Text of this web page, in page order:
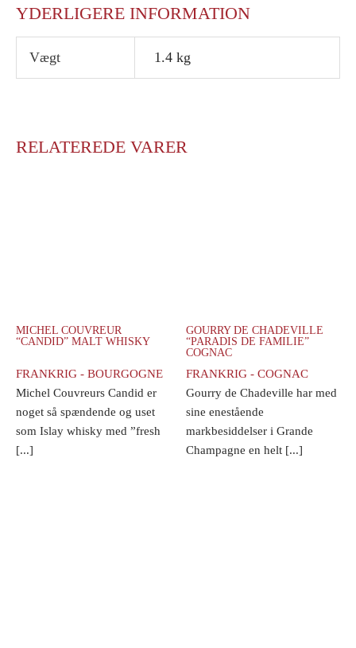
YDERLIGERE INFORMATION
Vægt 1.4 kg
RELATEREDE VARER
MICHEL COUVREUR
“CANDID” MALT WHISKY
FRANKRIG - BOURGOGNE
Michel Couvreurs Candid er
noget så spændende og uset
som Islay whisky med ”fresh
[...]
GOURRY DE CHADEVILLE
“PARADIS DE FAMILIE”
COGNAC
FRANKRIG - COGNAC
Gourry de Chadeville har med
sine enestående
markbesiddelser i Grande
Champagne en helt [...]